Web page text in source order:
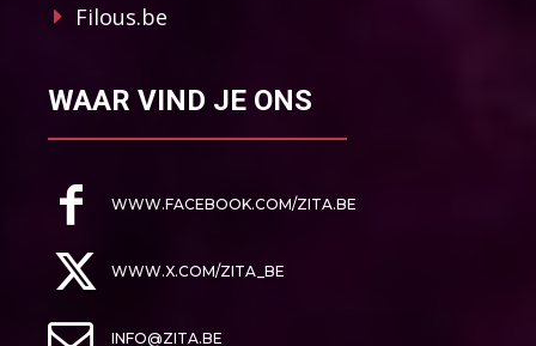
Filous.be
WAAR VIND JE ONS
WWW.FACEBOOK.COM/ZITA.BE
WWW.X.COM/ZITA_BE
INFO@ZITA.BE